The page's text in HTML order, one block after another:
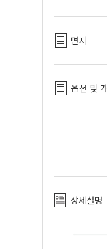
면지
옵션 및
상세설명